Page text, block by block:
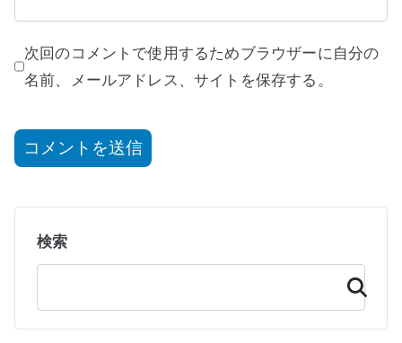
次回のコメントで使用するためブラウザーに自分の
名前、メールアドレス、サイトを保存する。
検索
検
索